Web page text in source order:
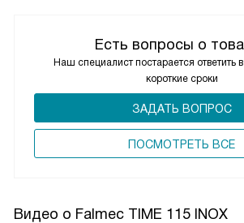
Есть вопросы о
Наш специалист постарается ответить
короткие сроки
ЗАДАТЬ ВОПРОС
ПОCМОТРЕТЬ ВСЕ
Видео о Falmec TIME 115 INOX